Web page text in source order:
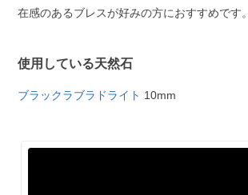
在感のあるブレスが好みの方におすすめです。
使用している天然石
ブラックラブラドライト 10mm